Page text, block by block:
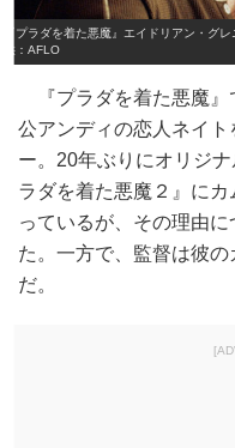
『プラダを着た悪魔』エイドリアン・グ
供：AFLO
『プラダを着た悪魔』
公アンディの恋人ネイ
ー。20年ぶりにオリジ
ラダを着た悪魔２』に
っているが、その理由
た。一方で、監督は彼
だ。